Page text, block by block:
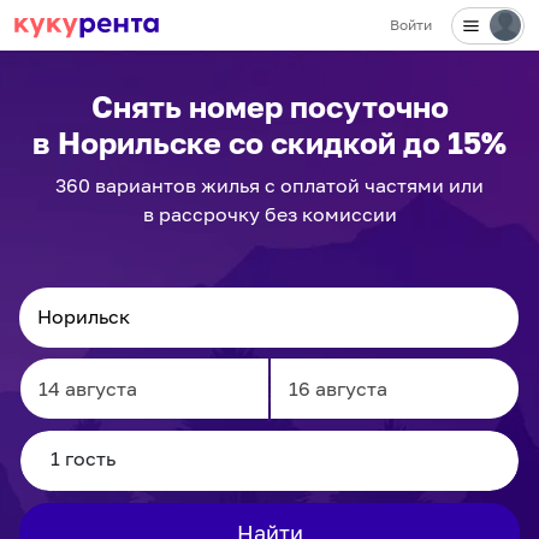
Войти
Снять номер посуточно
в Норильске со скидкой до 15%
360 вариантов жилья с оплатой частями или
в рассрочку без комиссии
Navigate
forward
to
interact
Navigate
to
interact
Найти
✕